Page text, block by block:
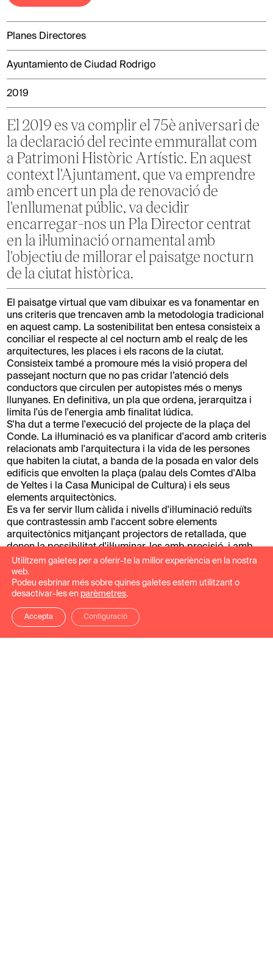
Planes Directores
Ayuntamiento de Ciudad Rodrigo
2019
El 2019 es va complir el 75è aniversari de
la declaració del recinte emmurallat com
a Patrimoni Històric Artístic. En aquest
context l'Ajuntament, que va emprendre
amb encert un pla de renovació de
l'enllumenat públic, va decidir
encarregar-nos un Pla Director centrat
en la il·luminació ornamental amb
l'objectiu de millorar el paisatge nocturn
de la ciutat històrica.
El paisatge virtual que vam dibuixar es va fonamentar en
uns criteris que trencaven amb la metodologia tradicional
en aquest camp. La sostenibilitat ben entesa consisteix a
conciliar el respecte al cel nocturn amb el realç de les
arquitectures, les places i els racons de la ciutat.
Consisteix també a promoure més la visió propera del
passejant nocturn que no pas cridar l’atenció dels
conductors que circulen per autopistes més o menys
llunyanes. En definitiva, un pla que ordena, jerarquitza i
limita l'ús de l'energia amb finalitat lúdica.
S'ha dut a terme l'execució del projecte de la plaça del
Conde. La il·luminació es va planificar d'acord amb criteris
relacionats amb l'arquitectura i la vida de les persones
que habiten la ciutat, a banda de la posada en valor dels
edificis que envolten la plaça (palau dels Comtes d'Alba
de Yeltes i la Casa Municipal de Cultura) i els seus
elements arquitectònics.
Es va fer servir llum càlida i nivells d'il·luminació reduïts
que contrastessin amb l'accent sobre elements
arquitectònics mitjançant projectors de retallada, que
donen la possibilitat d'il·luminar-los amb precisió, i amb
una distinció en la temperatura de color. Com tots els
projectes d'Intervento, s'ha apostat per l'eficiència de la
instal·lació, el control de la contaminació lumínica i el
respecte als monuments utilitzant tècniques reversibles i
no agressives.
Utilitzem galetes per a oferir-te la millor experiència en la nostra
web.
Podeu esbrinar més sobre quines galetes estem utilitzant o
desactivar-les en parèmetres.
Accepta Configuració